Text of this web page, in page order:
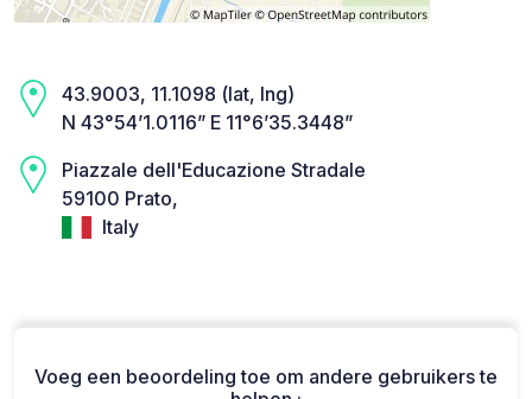
43.9003, 11.1098 (lat, lng)
N 43°54’1.0116” E 11°6’35.3448”
Piazzale dell'Educazione Stradale
59100 Prato,
Italy
Voeg een beoordeling toe om andere gebruikers te